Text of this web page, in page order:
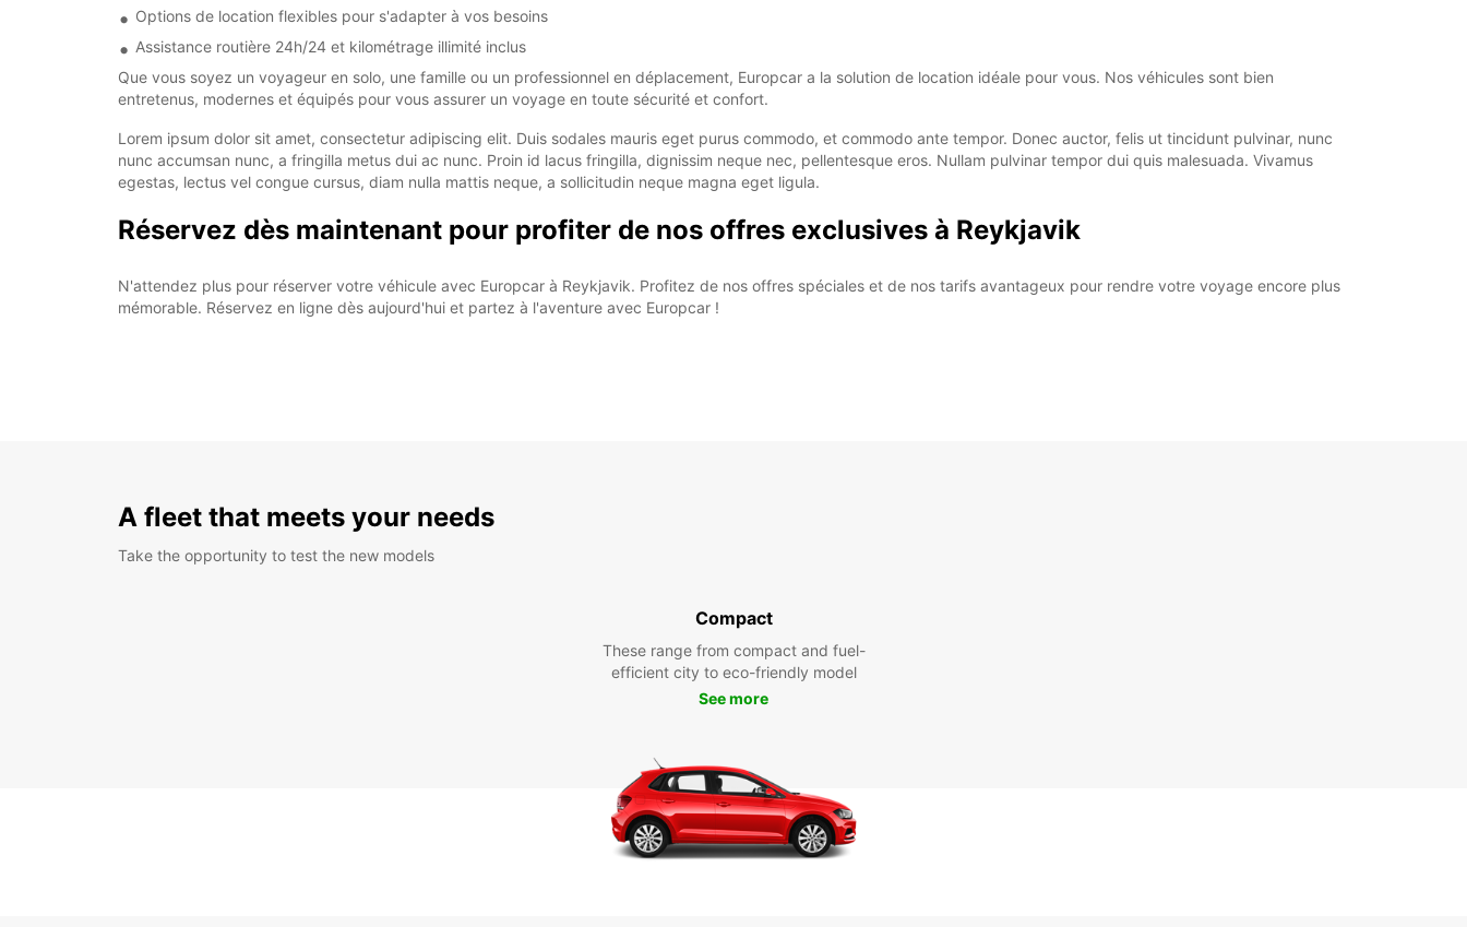
Options de location flexibles pour s'adapter à vos besoins
Assistance routière 24h/24 et kilométrage illimité inclus
Que vous soyez un voyageur en solo, une famille ou un professionnel en déplacement, Europcar a la solution de location idéale pour vous. Nos véhicules sont bien
entretenus, modernes et équipés pour vous assurer un voyage en toute sécurité et confort.
Lorem ipsum dolor sit amet, consectetur adipiscing elit. Duis sodales mauris eget purus commodo, et commodo ante tempor. Donec auctor, felis ut tincidunt pulvinar, nunc
nunc accumsan nunc, a fringilla metus dui ac nunc. Proin id lacus fringilla, dignissim neque nec, pellentesque eros. Nullam pulvinar tempor dui quis malesuada. Vivamus
egestas, lectus vel congue cursus, diam nulla mattis neque, a sollicitudin neque magna eget ligula.
Réservez dès maintenant pour profiter de nos offres exclusives à Reykjavik
N'attendez plus pour réserver votre véhicule avec Europcar à Reykjavik. Profitez de nos offres spéciales et de nos tarifs avantageux pour rendre votre voyage encore plus
mémorable. Réservez en ligne dès aujourd'hui et partez à l'aventure avec Europcar !
A fleet that meets your needs
Take the opportunity to test the new models
Compact
These range from compact and fuel-
efficient city to eco-friendly model
See more